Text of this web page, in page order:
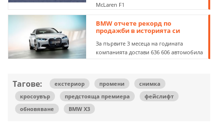
McLaren F1
BMW отчете рекорд по
продажби в историята си
За първите 3 месеца на годината
компанията достави 636 606 автомобила
Тагове: екстериор промени
снимка
кросоувър
предстояща премиера
фейслифт
обновяване
BMW X3